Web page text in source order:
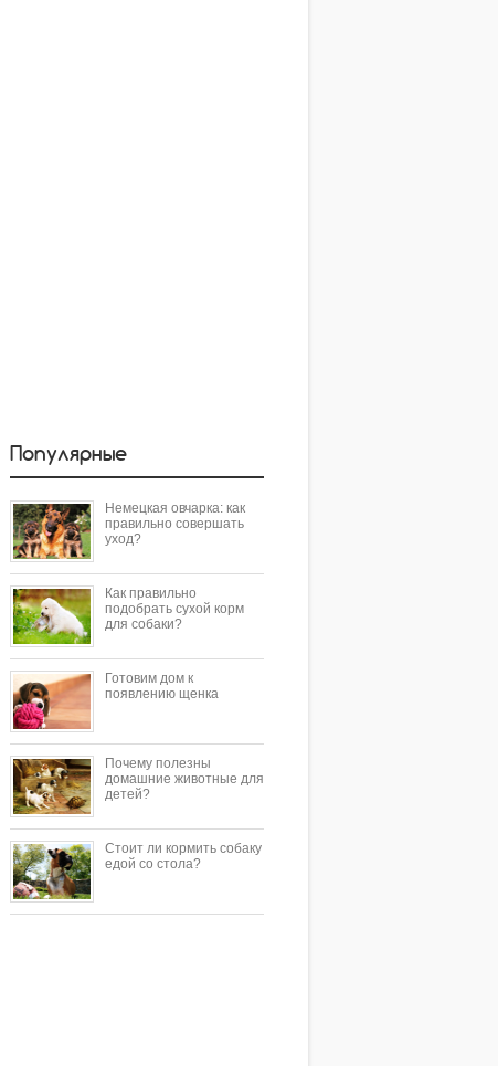
Популярные
Немецкая овчарка: как
правильно совершать
уход?
Как правильно
подобрать сухой корм
для собаки?
Готовим дом к
появлению щенка
Почему полезны
домашние животные для
детей?
Стоит ли кормить собаку
едой со стола?